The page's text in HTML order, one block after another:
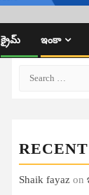
క్రైమ్ ఇంకా
Shaik fayaz on